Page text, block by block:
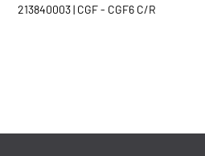
213840003 | CGF - CGF6 C/R